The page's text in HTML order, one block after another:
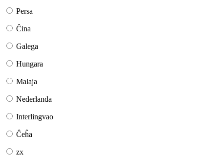
Persa
Ĉina
Galega
Hungara
Malaja
Nederlanda
Interlingvao
Ĉeĥa
zx